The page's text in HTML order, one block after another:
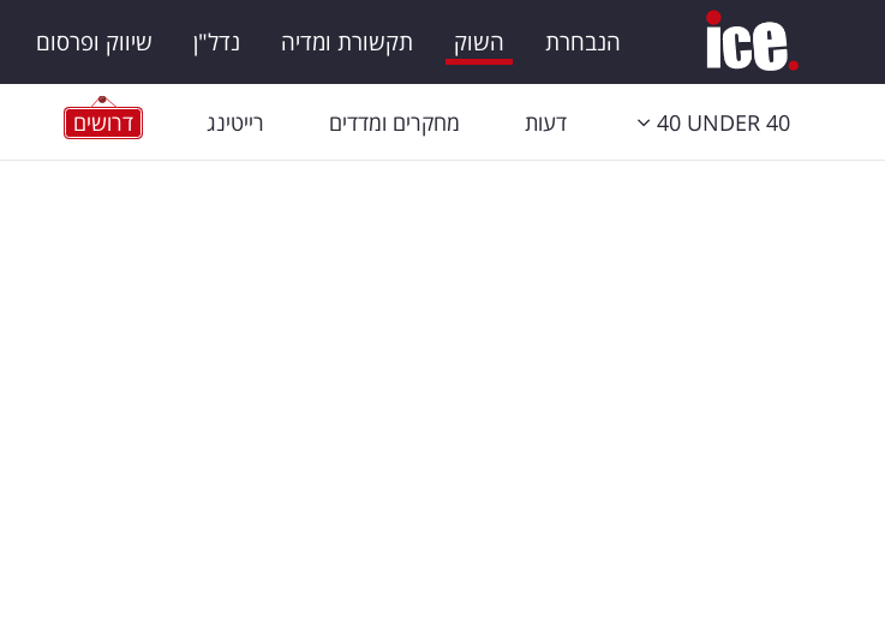
הנבחרת השוק תקשורת ומדיה נדל"ן שיווק ופרסום
40 UNDER 40 דעות מחקרים ומדדים רייטינג דרושים